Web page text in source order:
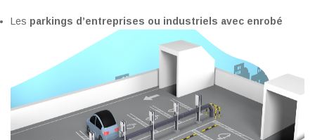
Les parkings d’entreprises ou industriels avec enrobé